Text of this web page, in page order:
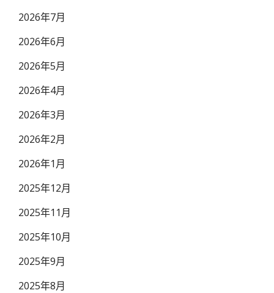
2026年7月
2026年6月
2026年5月
2026年4月
2026年3月
2026年2月
2026年1月
2025年12月
2025年11月
2025年10月
2025年9月
2025年8月